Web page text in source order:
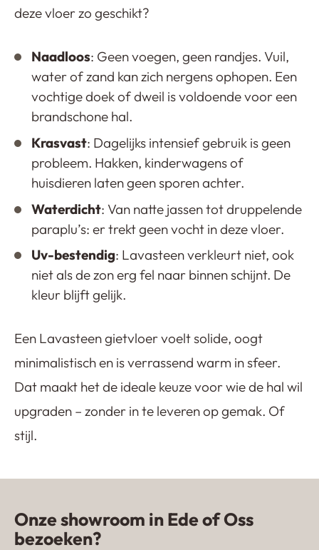
deze vloer zo geschikt?
Naadloos: Geen voegen, geen randjes. Vuil,
water of zand kan zich nergens ophopen. Een
vochtige doek of dweil is voldoende voor een
brandschone hal.
Krasvast: Dagelijks intensief gebruik is geen
probleem. Hakken, kinderwagens of
huisdieren laten geen sporen achter.
Waterdicht: Van natte jassen tot druppelende
paraplu’s: er trekt geen vocht in deze vloer.
Uv-bestendig: Lavasteen verkleurt niet, ook
niet als de zon erg fel naar binnen schijnt. De
kleur blijft gelijk.
Een Lavasteen gietvloer voelt solide, oogt
minimalistisch en is verrassend warm in sfeer.
Dat maakt het de ideale keuze voor wie de hal wil
upgraden – zonder in te leveren op gemak. Of
stijl.
Onze showroom in Ede of Oss
bezoeken?